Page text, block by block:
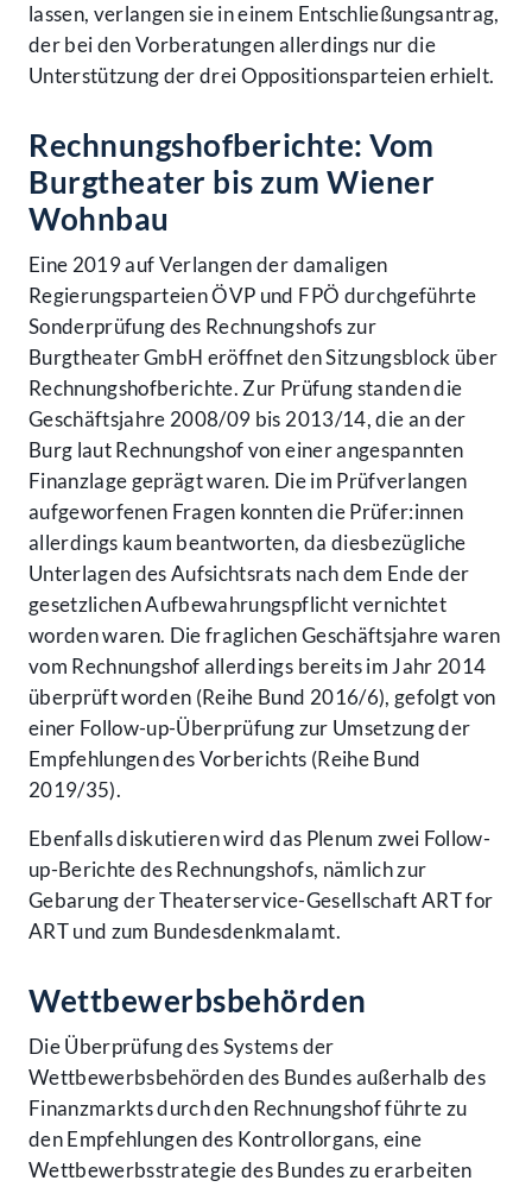
lassen, verlangen sie in einem Entschließungsantrag,
der bei den Vorberatungen allerdings nur die
Unterstützung der drei Oppositionsparteien erhielt.
Rechnungshofberichte: Vom
Burgtheater bis zum Wiener
Wohnbau
Eine 2019 auf Verlangen der damaligen
Regierungsparteien ÖVP und FPÖ durchgeführte
Sonderprüfung des Rechnungshofs zur
Burgtheater GmbH eröffnet den Sitzungsblock über
Rechnungshofberichte. Zur Prüfung standen die
Geschäftsjahre 2008/09 bis 2013/14, die an der
Burg laut Rechnungshof von einer angespannten
Finanzlage geprägt waren. Die im Prüfverlangen
aufgeworfenen Fragen konnten die Prüfer:innen
allerdings kaum beantworten, da diesbezügliche
Unterlagen des Aufsichtsrats nach dem Ende der
gesetzlichen Aufbewahrungspflicht vernichtet
worden waren. Die fraglichen Geschäftsjahre waren
vom Rechnungshof allerdings bereits im Jahr 2014
überprüft worden (Reihe Bund 2016/6), gefolgt von
einer Follow-up-Überprüfung zur Umsetzung der
Empfehlungen des Vorberichts (Reihe Bund
2019/35).
Ebenfalls diskutieren wird das Plenum zwei Follow-
up-Berichte des Rechnungshofs, nämlich zur
Gebarung der Theaterservice-Gesellschaft ART for
ART und zum Bundesdenkmalamt.
Wettbewerbsbehörden
Die Überprüfung des Systems der
Wettbewerbsbehörden des Bundes außerhalb des
Finanzmarkts durch den Rechnungshof führte zu
den Empfehlungen des Kontrollorgans, eine
Wettbewerbsstrategie des Bundes zu erarbeiten